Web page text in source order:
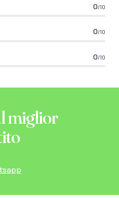
0/10
0/10
0/10
miglior